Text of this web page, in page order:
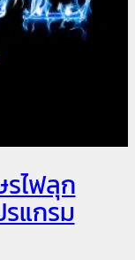
ไฟลุก
รแกรม